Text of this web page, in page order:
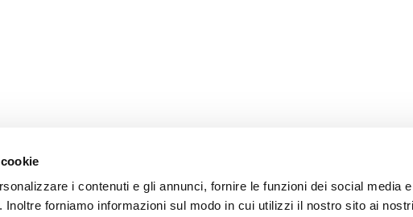
i contenuti e gli annunci, fornire le funzioni dei social media e
forniamo informazioni sul modo in cui utilizzi il nostro sito ai nostri